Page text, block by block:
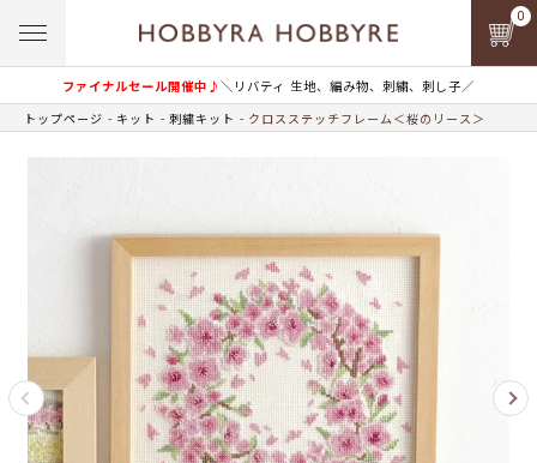
ファイナルセール開催中♪＼リバティ 生地、編み物、刺繍、刺し子／
0
トップページ キット 刺繍キット クロスステッチフレーム＜桜のリース＞